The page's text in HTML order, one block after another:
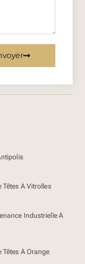
Têtes À Vitrolles
Industrielle À
Têtes À Orange